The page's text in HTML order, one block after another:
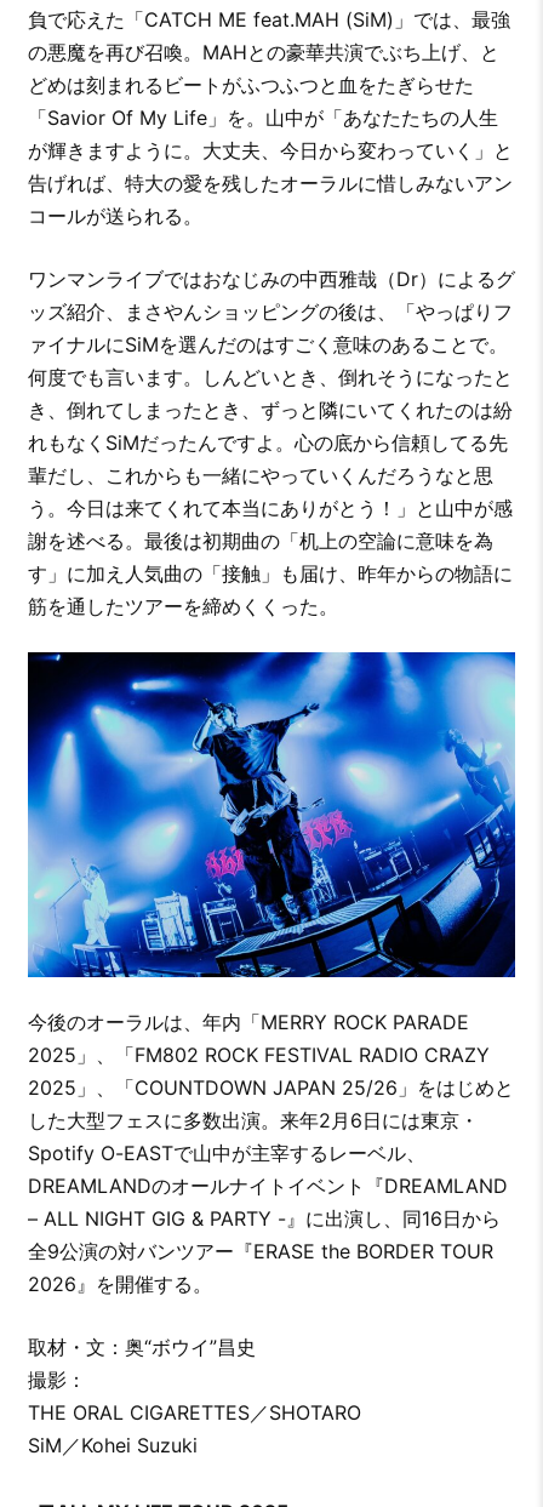
負で応えた「CATCH ME feat.MAH (SiM)」では、最強
の悪魔を再び召喚。MAHとの豪華共演でぶち上げ、と
どめは刻まれるビートがふつふつと血をたぎらせた
「Savior Of My Life」を。山中が「あなたたちの人生
が輝きますように。大丈夫、今日から変わっていく」と
告げれば、特大の愛を残したオーラルに惜しみないアン
コールが送られる。
ワンマンライブではおなじみの中西雅哉（Dr）によるグ
ッズ紹介、まさやんショッピングの後は、「やっぱりフ
ァイナルにSiMを選んだのはすごく意味のあることで。
何度でも言います。しんどいとき、倒れそうになったと
き、倒れてしまったとき、ずっと隣にいてくれたのは紛
れもなくSiMだったんですよ。心の底から信頼してる先
輩だし、これからも一緒にやっていくんだろうなと思
う。今日は来てくれて本当にありがとう！」と山中が感
謝を述べる。最後は初期曲の「机上の空論に意味を為
す」に加え人気曲の「接触」も届け、昨年からの物語に
筋を通したツアーを締めくくった。
今後のオーラルは、年内「MERRY ROCK PARADE
2025」、「FM802 ROCK FESTIVAL RADIO CRAZY
2025」、「COUNTDOWN JAPAN 25/26」をはじめと
した大型フェスに多数出演。来年2月6日には東京・
Spotify O-EASTで山中が主宰するレーベル、
DREAMLANDのオールナイトイベント『DREAMLAND
– ALL NIGHT GIG & PARTY -』に出演し、同16日から
全9公演の対バンツアー『ERASE the BORDER TOUR
2026』を開催する。
取材・文：奥“ボウイ”昌史
撮影：
THE ORAL CIGARETTES／SHOTARO
SiM／Kohei Suzuki